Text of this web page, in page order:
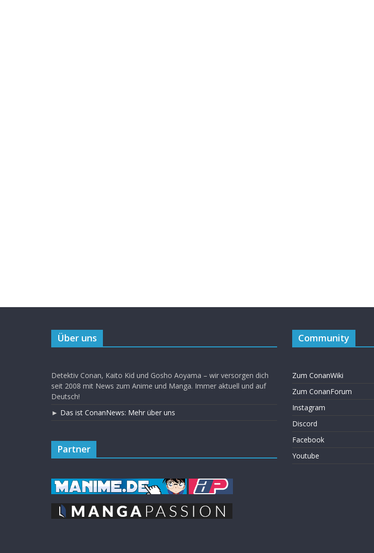
Über uns
Detektiv Conan, Kaito Kid und Gosho Aoyama – wir versorgen dich
seit 2008 mit News zum Anime und Manga. Immer aktuell und auf
Deutsch!
► Das ist ConanNews: Mehr über uns
Partner
Community
Zum ConanWiki
Zum ConanForum
Instagram
Discord
Facebook
Youtube